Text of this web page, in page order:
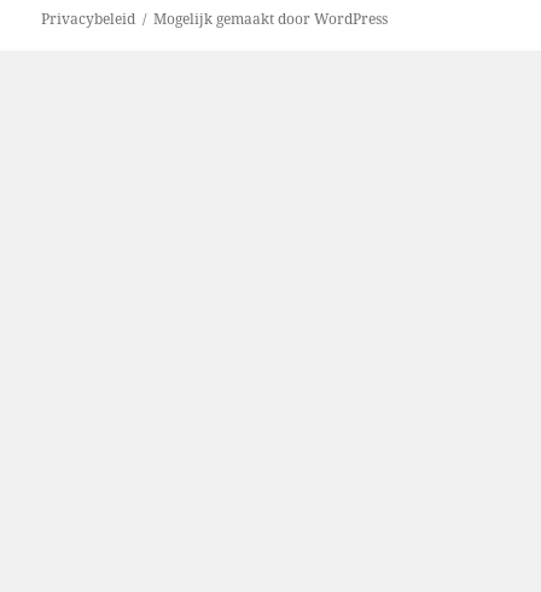
Privacybeleid Mogelijk gemaakt door WordPress